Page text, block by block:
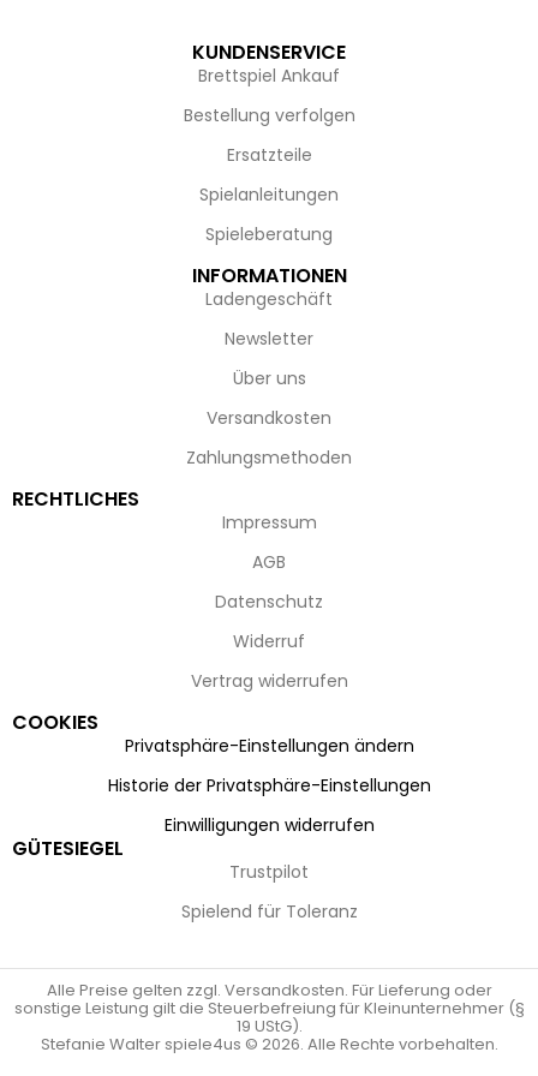
KUNDENSERVICE
Brettspiel Ankauf
Bestellung verfolgen
Ersatzteile
Spielanleitungen
Spieleberatung
INFORMATIONEN
Ladengeschäft
Newsletter
Über uns
Versandkosten
Zahlungsmethoden
RECHTLICHES
Impressum
AGB
Datenschutz
Widerruf
Vertrag widerrufen
COOKIES
Privatsphäre-Einstellungen ändern
Historie der Privatsphäre-Einstellungen
Einwilligungen widerrufen
GÜTESIEGEL
Trustpilot
Spielend für Toleranz
Alle Preise gelten zzgl. Versandkosten. Für Lieferung oder
sonstige Leistung gilt die Steuerbefreiung für Kleinunternehmer (§
19 UStG).
Stefanie Walter spiele4us © 2026. Alle Rechte vorbehalten.